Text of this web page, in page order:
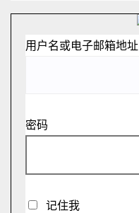
用户名或电子邮箱地址
密码
记住我